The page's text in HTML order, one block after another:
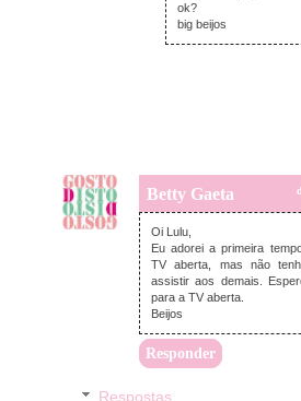
ok?
big beijos
Betty Gaeta
Oi Lulu,
Eu adorei a primeira
TV aberta, mas não
assistir aos demais.
para a TV aberta.
Beijos
Responder
Respostas